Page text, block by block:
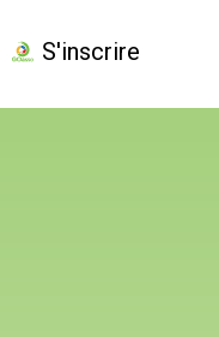
S'inscrire